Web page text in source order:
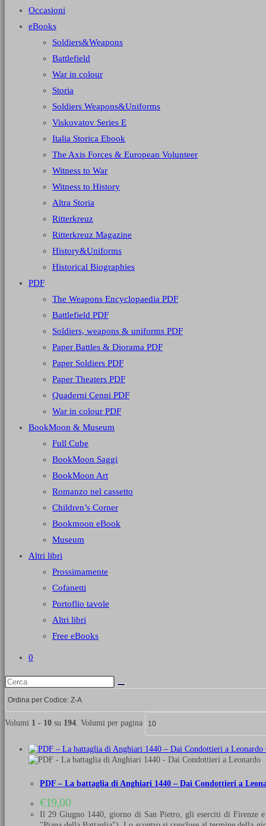
Occasioni
eBooks
Soldiers&Weapons
Battlefield
War in colour
Storia
Soldiers Weapons&Uniforms
Viskovatov Series E
Italia Storica Ebook
The Axis Forces & European Volunteer
Witness to War
Witness to History
Altra Storia
Ritterkreuz
Ritterkreuz Magazine
History&Uniforms
Historical Biographies
PDF
The Weapons Encyclopaedia PDF
Battlefield PDF
Soldiers, weapons & uniforms PDF
Paper Battles & Diorama PDF
Paper Soldiers PDF
Paper Theaters PDF
Quaderni Cenni PDF
War in colour PDF
BookMoon & Museum
Full Cube
BookMoon Saggi
BookMoon Art
Romanzo nel cassetto
Children’s Corner
Bookmoon eBook
Museum
Altri libri
Prossimamente
Cofanetti
Portoflio tavole
Altri libri
Free eBooks
0
Volumi 1 - 10 su 194. Volumi per pagina
PDF – La battaglia di Anghiari 1440 – Dai Condottieri a
€19,00
Il 29 Giugno 1440, giorno di San Pietro, gli eserciti di Firenze